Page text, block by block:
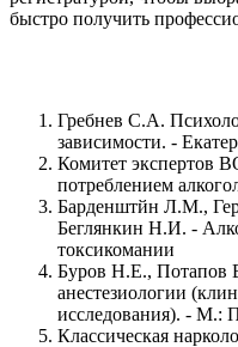
быстро получить
Гребнев С.А.
зависимости. -
Комитет экспертов
потреблением
Барденштйн Л.М.,
Беглянкин Н.И. -
токсикомании
Буров Н.Е., Потапов
анестезиологии
исследования). - М.:
Классическая